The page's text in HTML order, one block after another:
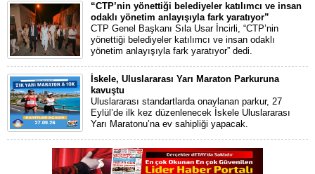
“CTP’nin yönettiği belediyeler katılımcı ve insan
odaklı yönetim anlayışıyla fark yaratıyor”
CTP Genel Başkanı Sıla Usar İncirli, “CTP’nin
yönettiği belediyeler katılımcı ve insan odaklı
yönetim anlayışıyla fark yaratıyor” dedi.
İskele, Uluslararası Yarı Maraton Parkuruna
kavuştu
Uluslararası standartlarda onaylanan parkur, 27
Eylül’de ilk kez düzenlenecek İskele Uluslararası
Yarı Maratonu’na ev sahipliği yapacak.